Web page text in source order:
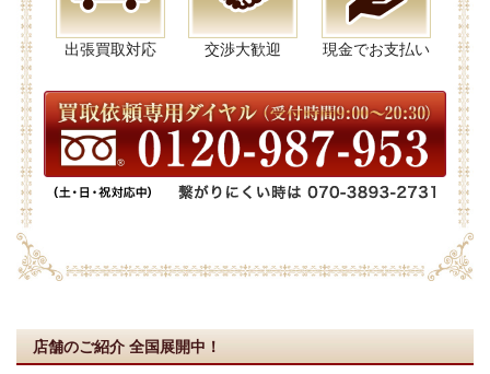
出張買取対応 交渉大歓迎 現金でお支払い
店舗のご紹介 全国展開中！